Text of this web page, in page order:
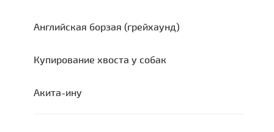
Английская борзая (грейхаунд)
Купирование хвоста у собак
Акита-ину